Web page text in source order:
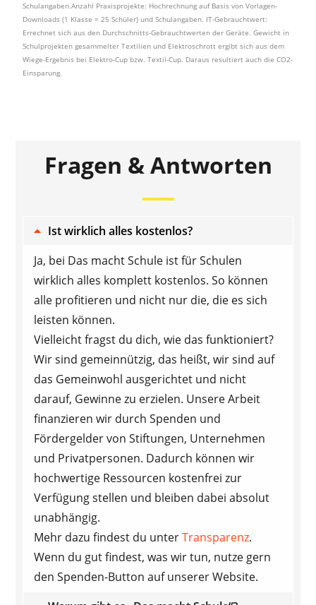
Schulangaben.Anzahl Praxisprojekte: Hochrechnung auf Basis von Vorlagen-
Downloads (1 Klasse = 25 Schüler) und Schulangaben. IT-Gebrauchtwert:
Errechnet sich aus den Durchschnitts-Gebrauchtwerten der Geräte. Gewicht in
Schulprojekten gesammelter Textilien und Elektroschrott ergibt sich aus dem
Wiege-Ergebnis bei Elektro-Cup bzw. Textil-Cup. Daraus resultiert auch die CO2-
Einsparung.
Fragen & Antworten
Ist wirklich alles kostenlos?
Ja, bei Das macht Schule ist für Schulen
wirklich alles komplett kostenlos. So können
alle profitieren und nicht nur die, die es sich
leisten können.
Vielleicht fragst du dich, wie das funktioniert?
Wir sind gemeinnützig, das heißt, wir sind auf
das Gemeinwohl ausgerichtet und nicht
darauf, Gewinne zu erzielen. Unsere Arbeit
finanzieren wir durch Spenden und
Fördergelder von Stiftungen, Unternehmen
und Privatpersonen. Dadurch können wir
hochwertige Ressourcen kostenfrei zur
Verfügung stellen und bleiben dabei absolut
unabhängig.
Mehr dazu findest du unterTransparenz.
Wenn du gut findest, was wir tun, nutze gern
den Spenden-Button auf unserer Website.